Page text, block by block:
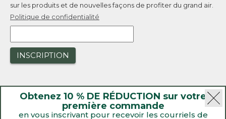
Obtenez 10 % DE RÉDUCTION sur votre
première commande
en vous inscrivant pour recevoir les courriels de
sur les produits et de nouvelles façons de profiter du grand air.
Politique de confidentialité
INSCRIPTION